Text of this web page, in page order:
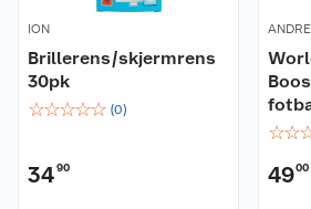
ION
Brillerens/skjermrens
30pk
☆☆☆☆☆ (0)
3490
☆☆
4900